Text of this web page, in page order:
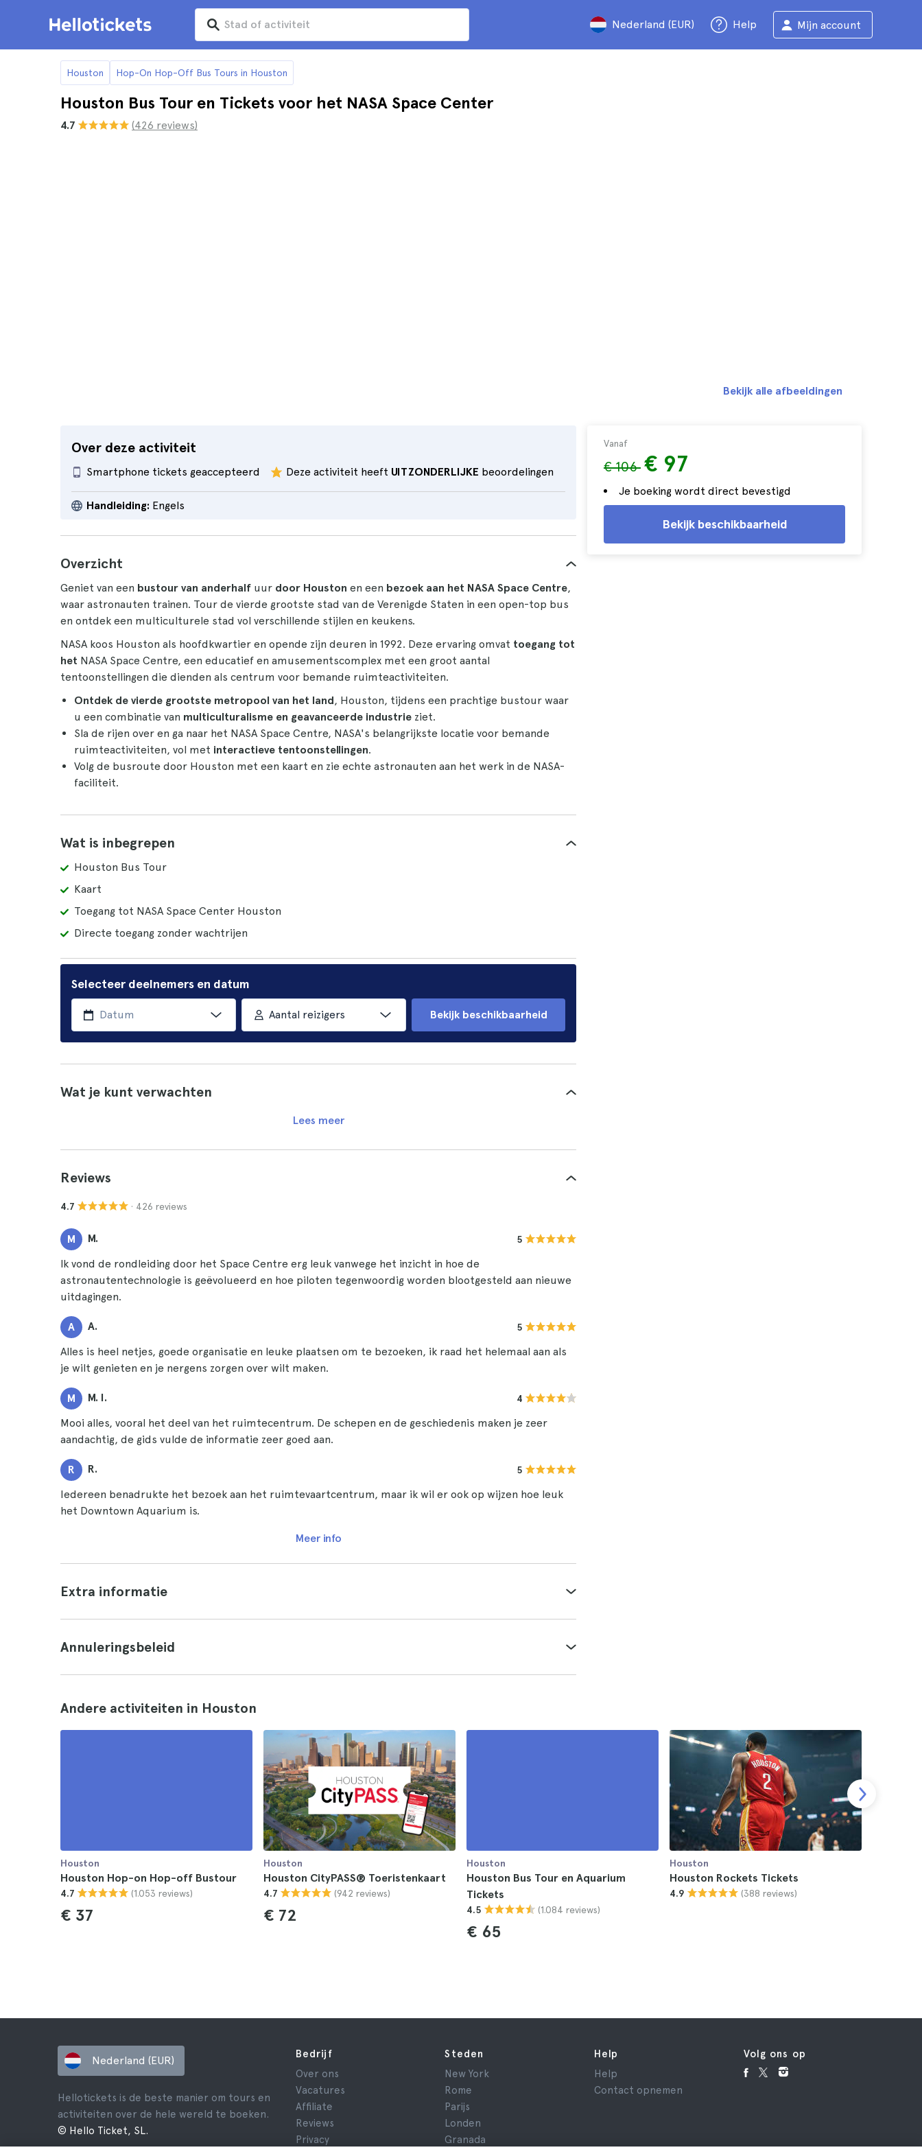
Nederland (EUR) Help Mijn account
Houston Hop-On Hop-Off Bus Tours in Houston
Houston Bus Tour en Tickets voor het NASA Space Center
4.7 (426 reviews)
Over deze activiteit
Smartphone tickets geaccepteerd Deze activiteit heeft UITZONDERLIJKE beoordelingen
Handleiding: Engels
Vanaf
€ 106 € 97
Je boeking wordt direct bevestigd
Bekijk beschikbaarheid
Bekijk alle afbeeldingen
Overzicht
Geniet van een bustour van anderhalf uur door Houston en een bezoek aan het NASA Space Centre,
waar astronauten trainen. Tour de vierde grootste stad van de Verenigde Staten in een open-top bus
en ontdek een multiculturele stad vol verschillende stijlen en keukens.
NASA koos Houston als hoofdkwartier en opende zijn deuren in 1992. Deze ervaring omvat toegang tot
het NASA Space Centre, een educatief en amusementscomplex met een groot aantal
tentoonstellingen die dienden als centrum voor bemande ruimteactiviteiten.
Ontdek de vierde grootste metropool van het land, Houston, tijdens een prachtige bustour waar
u een combinatie van multiculturalisme en geavanceerde industrie ziet.
Sla de rijen over en ga naar het NASA Space Centre, NASA's belangrijkste locatie voor bemande
ruimteactiviteiten, vol met interactieve tentoonstellingen.
Volg de busroute door Houston met een kaart en zie echte astronauten aan het werk in de NASA-
faciliteit.
Wat is inbegrepen
Houston Bus Tour
Kaart
Toegang tot NASA Space Center Houston
Directe toegang zonder wachtrijen
Selecteer deelnemers en datum
Aantal reizigers Bekijk beschikbaarheid
Wat je kunt verwachten
Lees meer
Reviews
4.7 · 426 reviews
M M. 5
Ik vond de rondleiding door het Space Centre erg leuk vanwege het inzicht in hoe de
astronautentechnologie is geëvolueerd en hoe piloten tegenwoordig worden blootgesteld aan nieuwe
uitdagingen.
A A. 5
Alles is heel netjes, goede organisatie en leuke plaatsen om te bezoeken, ik raad het helemaal aan als
je wilt genieten en je nergens zorgen over wilt maken.
M M. I. 4
Mooi alles, vooral het deel van het ruimtecentrum. De schepen en de geschiedenis maken je zeer
aandachtig, de gids vulde de informatie zeer goed aan.
R R. 5
Iedereen benadrukte het bezoek aan het ruimtevaartcentrum, maar ik wil er ook op wijzen hoe leuk
het Downtown Aquarium is.
Meer info
Extra informatie
Annuleringsbeleid
Andere activiteiten in Houston
Houston
Houston Hop-on Hop-off Bustour
4.7 (1.053 reviews)
€ 37
Houston
Houston CityPASS® Toeristenkaart
4.7 (942 reviews)
€ 72
Houston
Houston Bus Tour en Aquarium
Tickets
4.5 (1.084 reviews)
€ 65
Houston
Houston Rockets Tickets
4.9 (388 reviews)
Nederland (EUR)
Hellotickets is de beste manier om tours en
activiteiten over de hele wereld te boeken.
© Hello Ticket, SL.
Bedrijf
Over ons
Vacatures
Affiliate
Reviews
Privacy
Steden
New York
Rome
Parijs
Londen
Granada
Help
Help
Contact opnemen
Volg ons op